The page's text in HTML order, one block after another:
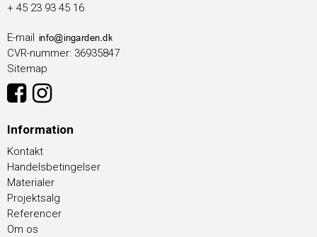
+ 45 23 93 45 16
E-mail
CVR-nummer: 36935847
Sitemap
Information
Kontakt
Handelsbetingelser
Materialer
Projektsalg
Referencer
Om os